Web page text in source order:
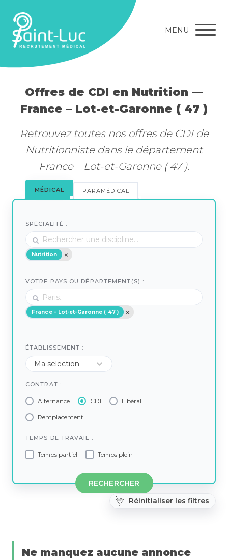
MENU
Offres de CDI en Nutrition —
France – Lot-et-Garonne ( 47 )
Retrouvez toutes nos offres de CDI de
Nutritionniste dans le département
France – Lot-et-Garonne ( 47 ).
MÉDICAL PARAMÉDICAL
SPÉCIALITÉ :
Nutrition
VOTRE PAYS OU DÉPARTEMENT(S) :
France – Lot-et-Garonne ( 47 )
Réinitialiser les filtres
ÉTABLISSEMENT :
CONTRAT :
Alternance CDI Libéral
Remplacement
TEMPS DE TRAVAIL :
Temps partiel Temps plein
RECHERCHER
Ne manquez aucune annonce